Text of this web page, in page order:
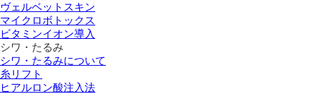
ヴェルベットスキン
マイクロボトックス
ビタミンイオン導入
シワ・たるみ
シワ・たるみについて
糸リフト
ヒアルロン酸注入法